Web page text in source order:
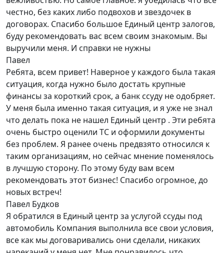
честно, без каких либо подвохов и звездочек в
договорах. Спасибо большое Единый центр залогов,
буду рекомендовать вас всем своим знакомым. Вы
выручили меня. И справки не нужны
Павел
Ребята, всем привет! Наверное у каждого была такая
ситуация, когда нужно было достать крупные
финансы за короткий срок, а банк ссуду не одобряет.
У меня была именно такая ситуация, и я уже не знал
что делать пока не нашел Единый центр . Эти ребята
очень быстро оценили ТС и оформили документы
без проблем. Я ранее очень предвзято относился к
таким организациям, но сейчас мнение поменялось
в лучшую сторону. По этому буду вам всем
рекомендовать этот бизнес! Спасибо огромное, до
новых встреч!
Павел Будков
Я обратился в Единый центр за услугой ссуды под
автомобиль Компания выполнила все свои условия,
все как мы договаривались они сделали, никаких